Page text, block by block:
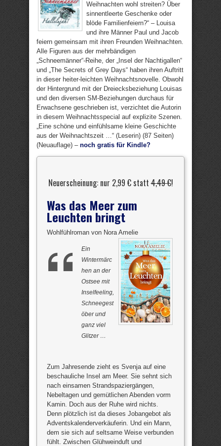
Weihnachten wohl streiten? Über
sinnentleerte Geschenke oder
blöde Familienfeiern?“ – Louisa
und ihre Männer Paul und Jacob
feiern gemeinsam mit ihren Freunden Weihnachten.
Alle Figuren aus der mehrbändigen
„Schneemänner“-Reihe, der „Insel der Nachtigallen“
und „The Secrets of Grey Days“ haben ihren Auftritt
in dieser heiter-leichten Weihnachtsnovelle. Obwohl
der Hintergrund mit der Dreiecksbeziehung Louisas
und den diversen SM-Beziehungen durchaus für
Erwachsene geschrieben ist, verzichtet die Autorin
in diesem Weihnachtsspecial auf explizite Szenen.
„Eine schöne und einfühlsame kleine Geschichte
aus der Weihnachtszeit …“ (Leserin) (87 Seiten)
(Neuauflage) – noch gratis für Kindle?
Neuerscheinung: nur 2,99 € statt4,49 €!
Was das Meer zum
Leuchten bringt
Wohlfühlroman von Nora Amelie
Ein
Wintermärc
hen an der
Ostsee mit
Inselfeeling,
Schneegest
öber und
ganz viel
Glitzer …
Zum Jahresende zieht es Svenja auf eine
beschauliche Insel am Meer. Sie sehnt sich
nach einsamen Strandspaziergängen,
Nebeltagen und gemütlichen Abenden vorm
Kamin. Doch aus der Ruhe wird nichts.
Denn plötzlich ist da dieses Jobangebot als
Adventskalenderverkäuferin. Und ein Mann,
dem sie sich auf seltsame Weise verbunden
fühlt. Zwischen Glühweinduft und